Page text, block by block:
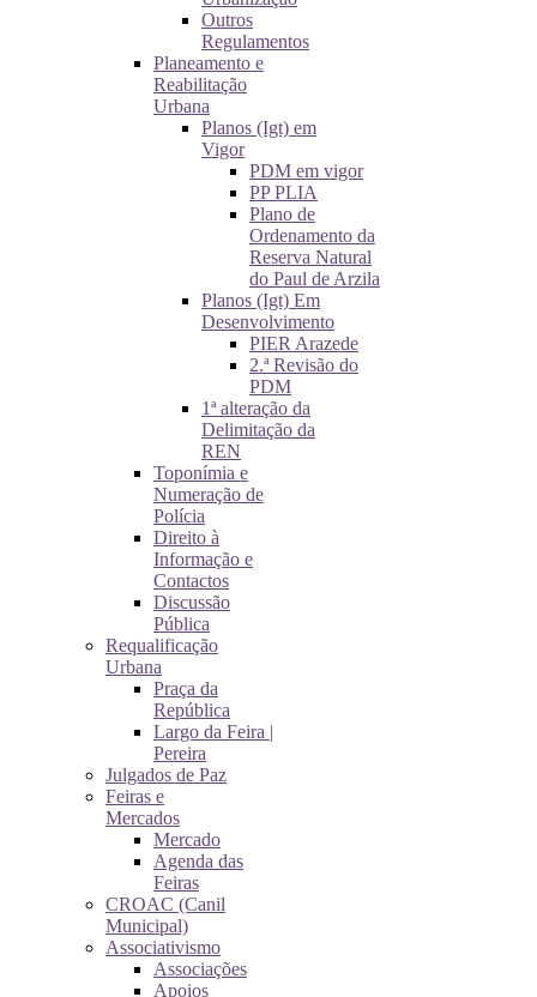
Outros
Regulamentos
Planeamento e
Reabilitação
Urbana
Planos (Igt) em
Vigor
PDM em vigor
PP PLIA
Plano de
Ordenamento da
Reserva Natural
do Paul de Arzila
Planos (Igt) Em
Desenvolvimento
PIER Arazede
2.ª Revisão do
PDM
1ª alteração da
Delimitação da
REN
Toponímia e
Numeração de
Polícia
Direito à
Informação e
Contactos
Discussão
Pública
Requalificação
Urbana
Praça da
República
Largo da Feira |
Pereira
Julgados de Paz
Feiras e
Mercados
Mercado
Agenda das
Feiras
CROAC (Canil
Municipal)
Associativismo
Associações
Apoios